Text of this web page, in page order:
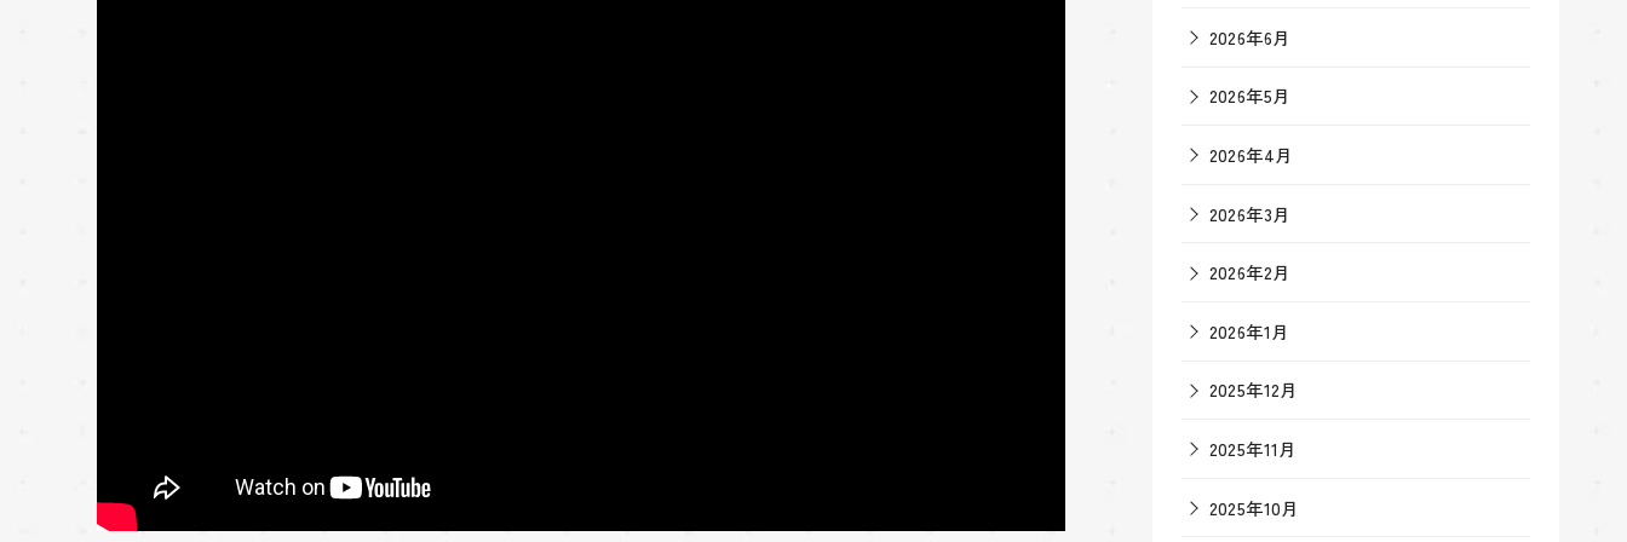
2026年6月
2026年5月
2026年4月
2026年3月
2026年2月
2026年1月
2025年12月
2025年11月
2025年10月